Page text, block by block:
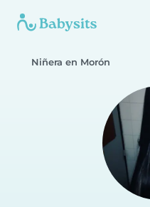
Niñera en Morón